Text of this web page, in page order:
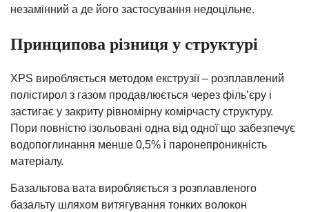
незамінний а де його застосування недоцільне.
Принципова різниця у структурі
XPS виробляється методом екструзії – розплавлений
полістирол з газом продавлюється через філь’єру і
застигає у закриту рівномірну комірчасту структуру.
Пори повністю ізольовані одна від одної що забезпечує
водопоглинання менше 0,5% і паронепроникність
матеріалу.
Базальтова вата виробляється з розплавленого
базальту шляхом витягування тонких волокон